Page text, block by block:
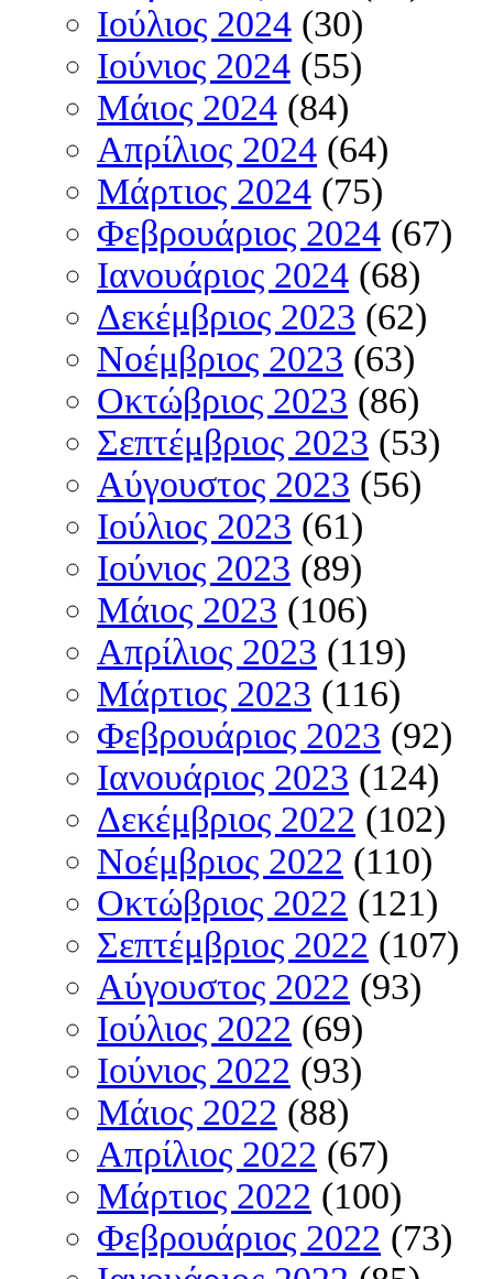
Ιούλιος 2024 (30)
Ιούνιος 2024 (55)
Μάιος 2024 (84)
Απρίλιος 2024 (64)
Μάρτιος 2024 (75)
Φεβρουάριος 2024 (67)
Ιανουάριος 2024 (68)
Δεκέμβριος 2023 (62)
Νοέμβριος 2023 (63)
Οκτώβριος 2023 (86)
Σεπτέμβριος 2023 (53)
Αύγουστος 2023 (56)
Ιούλιος 2023 (61)
Ιούνιος 2023 (89)
Μάιος 2023 (106)
Απρίλιος 2023 (119)
Μάρτιος 2023 (116)
Φεβρουάριος 2023 (92)
Ιανουάριος 2023 (124)
Δεκέμβριος 2022 (102)
Νοέμβριος 2022 (110)
Οκτώβριος 2022 (121)
Σεπτέμβριος 2022 (107)
Αύγουστος 2022 (93)
Ιούλιος 2022 (69)
Ιούνιος 2022 (93)
Μάιος 2022 (88)
Απρίλιος 2022 (67)
Μάρτιος 2022 (100)
Φεβρουάριος 2022 (73)